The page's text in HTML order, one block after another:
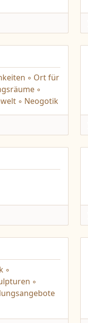
◦ Ort für
◦
◦ Neogotik
◦
◦